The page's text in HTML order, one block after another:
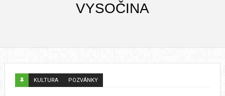
VYSOČINA
KULTURA POZVÁNKY